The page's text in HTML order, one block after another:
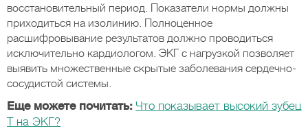
восстановительный период. Показатели нормы должны
приходиться на изолинию. Полноценное
расшифровывание результатов должно проводиться
исключительно кардиологом. ЭКГ с нагрузкой позволяет
выявить множественные скрытые заболевания сердечно-
сосудистой системы.
Еще можете почитать: Что показывает высокий зубец
Т на ЭКГ?